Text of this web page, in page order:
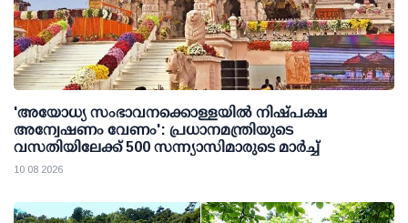
'അയോധ്യ സംഭാവനക്കൊള്ളയില്‍ നിഷ്പക്ഷ
അന്വേഷണം വേണം': പ്രധാനമന്ത്രിയുടെ
വസതിയിലേക്ക് 500 സന്ന്യാസിമാരുടെ മാര്‍ച്ച്
10 08 2026